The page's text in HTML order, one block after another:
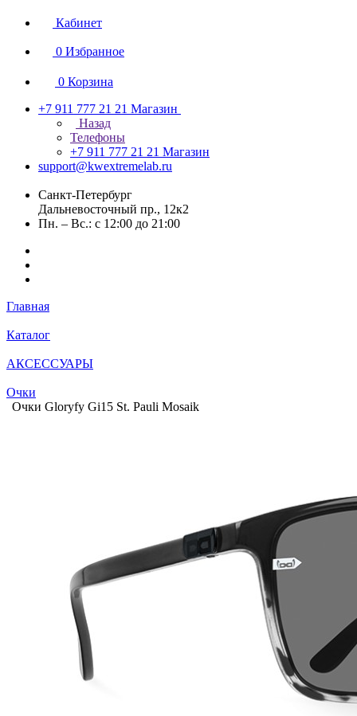
Кабинет
0 Избранное
0 Корзина
+7 911 777 21 21 Магазин
Назад
Телефоны
+7 911 777 21 21 Магазин
support@kwextremelab.ru
Санкт-Петербург
Дальневосточный пр., 12к2
Пн. – Вс.: с 12:00 до 21:00
Главная
Каталог
АКСЕССУАРЫ
Очки
Очки Gloryfy Gi15 St. Pauli Mosaik